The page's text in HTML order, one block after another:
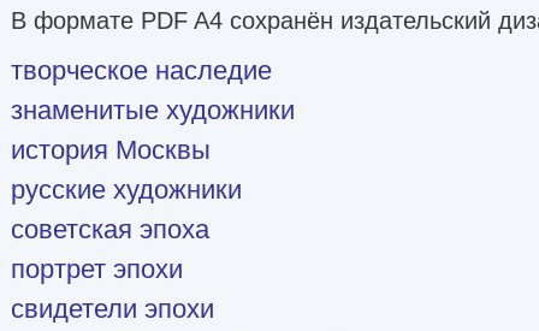
В формате PDF A4 сохранён издательский
творческое наследие
знаменитые художники
история Москвы
русские художники
советская эпоха
портрет эпохи
свидетели эпохи